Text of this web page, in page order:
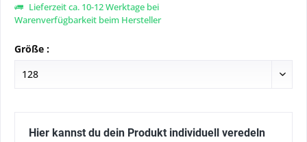
Lieferzeit ca. 10-12 Werktage bei
Warenverfügbarkeit beim Hersteller
Größe :
Hier kannst du dein Produkt individuell veredeln